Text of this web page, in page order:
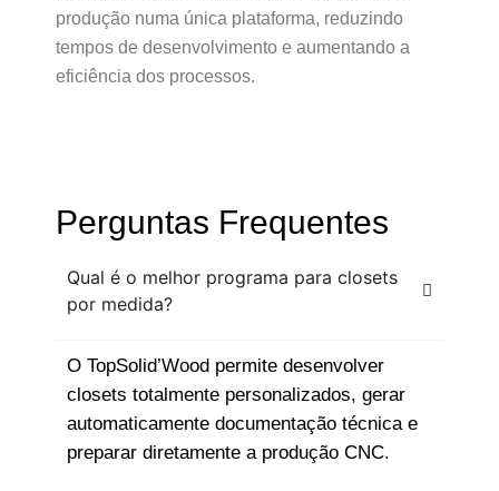
produção numa única plataforma, reduzindo
tempos de desenvolvimento e aumentando a
eficiência dos processos.
Perguntas Frequentes
Qual é o melhor programa para closets
por medida?
O TopSolid’Wood permite desenvolver
closets totalmente personalizados, gerar
automaticamente documentação técnica e
preparar diretamente a produção CNC.